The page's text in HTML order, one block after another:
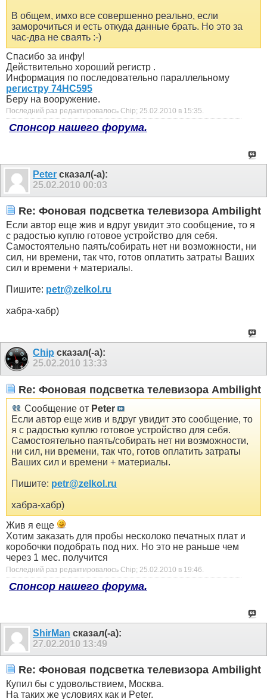
В общем, имхо все совершенно реально, если
заморочиться и есть откуда данные брать. Но это за
час-два не сваять :-)
Спасибо за инфу!
Действительно хороший регистр .
Информация по последовательно параллельному
регистру 74HC595
Беру на вооружение.
Последний раз редактировалось Chip; 25.02.2010 в 15:35
Спонсор нашего форума.
Peter сказал(-а):
25.02.2010 00:03
Re: Фоновая подсветка телевизора Ambilight
Если автор еще жив и вдруг увидит это сообщение, то я
с радостью куплю готовое устройство для себя.
Самостоятельно паять/собирать нет ни возможности, ни
сил, ни времени, так что, готов оплатить затраты Ваших
сил и времени + материалы.
Пишите: petr@zelkol.ru
хабра-хабр)
Chip сказал(-а):
25.02.2010 13:33
Re: Фоновая подсветка телевизора Ambilight
Сообщение от Peter
Если автор еще жив и вдруг увидит это сообщение, то
я с радостью куплю готовое устройство для себя.
Самостоятельно паять/собирать нет ни возможности,
ни сил, ни времени, так что, готов оплатить затраты
Ваших сил и времени + материалы.
Пишите: petr@zelkol.ru
хабра-хабр)
Жив я еще
Хотим заказать для пробы несколоко печатных плат и
коробочки подобрать под них. Но это не раньше чем
через 1 мес. получится
Последний раз редактировалось Chip; 25.02.2010 в 19:46
Спонсор нашего форума.
ShirMan сказал(-а):
27.02.2010 13:49
Re: Фоновая подсветка телевизора Ambilight
Купил бы с удовольствием, Москва.
На таких же условиях как и Peter.